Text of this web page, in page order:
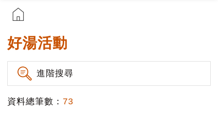
好湯活動
進階搜尋
資料總筆數： 73